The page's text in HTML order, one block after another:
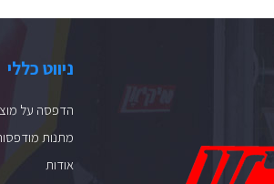
ניווט כללי
הדפסה על
מתנות
אודות